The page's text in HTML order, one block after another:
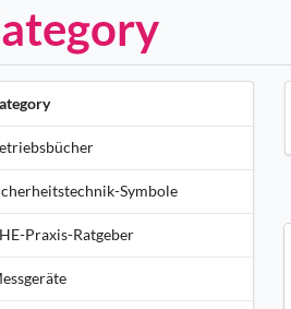
Symbole
Praxis-Ratgeber